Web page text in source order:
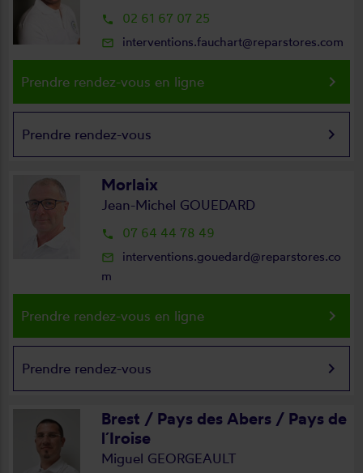
local_phone 02 61 67 07 25
mail_outline interventions.fauchart@reparstores.com
Prendre rendez-vous en ligne keyboard_arrow_right
Prendre rendez-vous keyboard_arrow_right
Morlaix
Jean-Michel GOUEDARD
local_phone 07 64 44 78 49
mail_outline
interventions.gouedard@reparstores.co
m
Prendre rendez-vous en ligne keyboard_arrow_right
Prendre rendez-vous keyboard_arrow_right
Brest / Pays des Abers / Pays de
l´Iroise
Miguel GEORGEAULT